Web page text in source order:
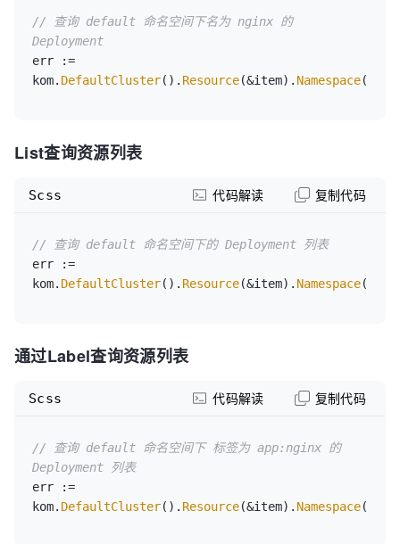
				},
			},
		},
	}
// 查询 default 命名空间下名为 nginx 的
Deployment
err :=
kom. DefaultCluster(). Resource(&item). Namespace(
List查询资源列表
// 查询 default 命名空间下的 Deployment 列表
err :=
kom. DefaultCluster(). Resource(&item). Namespace(
Scss 代码解读 复制代码
通过Label查询资源列表
// 查询 default 命名空间下 标签为 app:nginx 的
Deployment 列表
err :=
kom. DefaultCluster(). Resource(&item). Namespace(
Scss 代码解读 复制代码